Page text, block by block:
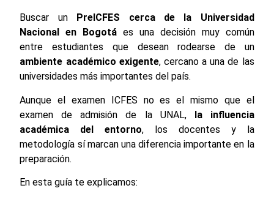
Buscar un
PreICFES cerca de la Universidad
Nacional en Bogotá es una decisión muy común
entre estudiantes que desean rodearse de un
ambiente académico exigente, cercano a una de las
universidades más importantes del país.
Aunque el examen ICFES no es el mismo que el
examen de admisión de la UNAL, la influencia
académica del entorno, los docentes y la
metodología sí marcan una diferencia importante en la
preparación.
En esta guía te explicamos: